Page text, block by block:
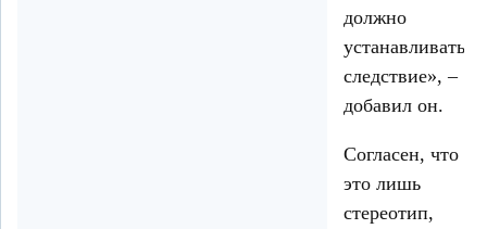
должно
устанавливать
следствие», –
добавил он.
Согласен, что
это лишь
стереотип,